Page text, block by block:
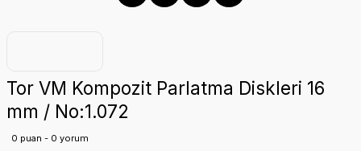
Tor VM Kompozit Parlatma Diskleri 16
mm / No:1.072
0 puan - 0 yorum